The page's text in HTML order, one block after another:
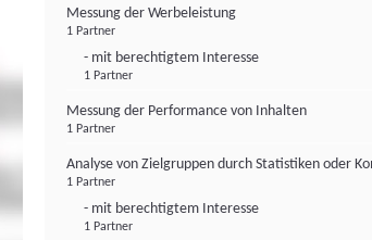
Messung der Werbeleistung
1 Partner
- mit berechtigtem Interesse
1 Partner
Messung der Performance von Inhalten
1 Partner
Analyse von Zielgruppen durch Statistiken oder
1 Partner
- mit berechtigtem Interesse
1 Partner